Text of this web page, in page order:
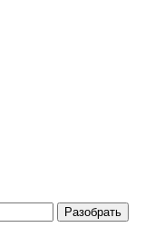
Разобрать